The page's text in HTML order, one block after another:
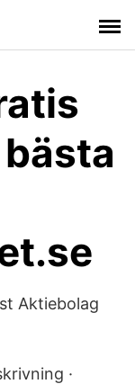
Aktiebolag
·